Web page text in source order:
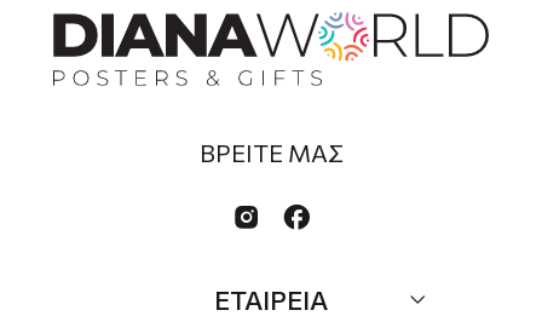
ΒΡΕΙΤΕ ΜΑΣ
 
ΕΤΑΙΡΕΙΑ